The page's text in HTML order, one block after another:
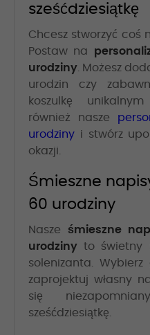
sześćdziesiątkę
Chcesz stworzyć coś
Postaw na
urodziny. Możesz
urodzin czy
koszulkę
również nasze
urodziny i stwórz
okazji.
Śmieszne
60 urodziny
Nasze śmieszne
urodziny to świetny
solenizanta.
zaprojektuj własny
się
sześćdziesiątkę.